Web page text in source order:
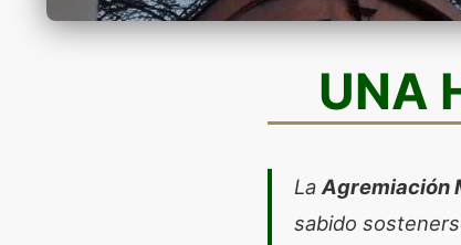
UNA
La Agremiación
sabido